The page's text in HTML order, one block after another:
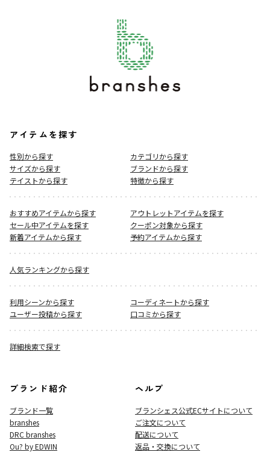
アイテムを探す
性別から探す
カテゴリから探す
サイズから探す
ブランドから探す
テイストから探す
特徴から探す
おすすめアイテムから探す
アウトレットアイテムを探す
セール中アイテムを探す
クーポン対象から探す
新着アイテムから探す
予約アイテムから探す
人気ランキングから探す
利用シーンから探す
コーディネートから探す
ユーザー投稿から探す
口コミから探す
詳細検索で探す
ブランド紹介
ブランド一覧
branshes
DRC branshes
Ou? by EDWIN
ヘルプ
ブランシェス公式ECサイトについて
ご注文について
配送について
返品・交換について